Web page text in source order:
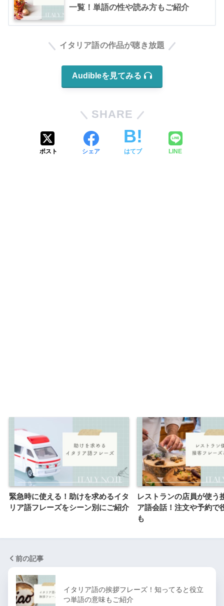
一覧！単語の性や読み方もご紹介
イタリア語の作品が聴き放題
Audibleを見てみる
SHARE
ポスト シェア はてブ LINE
緊急時に使える！助けを求めるイタ
リア語フレーズをシーン別にご紹介
レストランの店員が使う
ア語会話！注文や予約で
も
前の記事
イタリア語の挨拶フレーズ！知ってると役立
つ単語の意味もご紹介